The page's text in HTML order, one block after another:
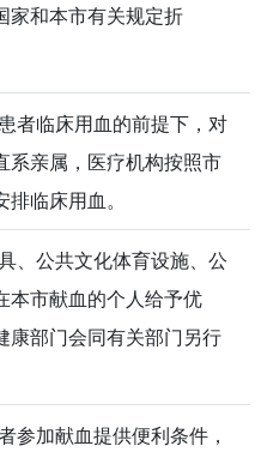
家和本市有关规定折
者临床用血的前提下，对
系亲属，医疗机构按照市
临床用血。
、公共文化体育设施、公
本市献血的个人给予优
康部门会同有关部门另行
参加献血提供便利条件，